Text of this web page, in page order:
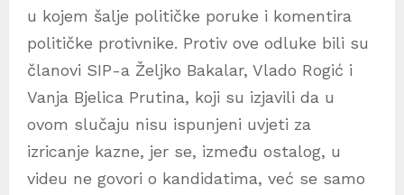
u kojem šalje političke poruke i komentira
političke protivnike. Protiv ove odluke bili su
članovi SIP-a Željko Bakalar, Vlado Rogić i
Vanja Bjelica Prutina, koji su izjavili da u
ovom slučaju nisu ispunjeni uvjeti za
izricanje kazne, jer se, između ostalog, u
videu ne govori o kandidatima, već se samo